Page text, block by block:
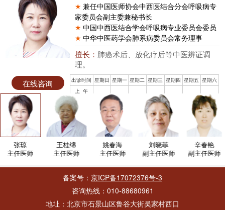
★ 兼任中国医师协会中西医结合分会呼吸病专
家委员会副主委兼秘书长
★ 中国中西医结合学会呼吸病专业委员会委员
★ 中华中医药学会肺系病委员会常务理事
擅长： 肺癌术后、放化疗后等中医辨证调
理。
在线咨询
预约挂号
出诊时间 星期日 星期一 星期二 星期三 星期四 星期五 星期六
上 午
下 午
张琼
主任医师
王桂绵
主任医师
姚春海
主任医师
刘晓菲
副主任医师
辛春艳
副主任医师
备案号： 京ICP备17072376号-3
咨询热线：010-88680961
地址：北京市石景山区鲁谷大街吴家村西口